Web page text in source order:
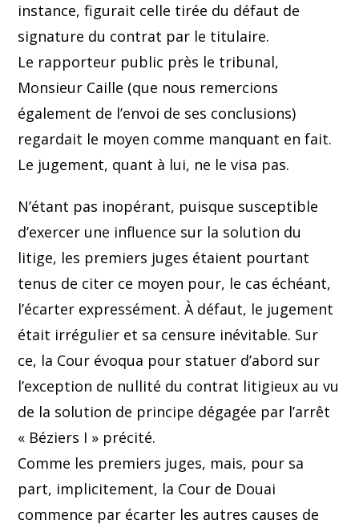
instance, figurait celle tirée du défaut de
signature du contrat par le titulaire.
Le rapporteur public près le tribunal,
Monsieur Caille (que nous remercions
également de l’envoi de ses conclusions)
regardait le moyen comme manquant en fait.
Le jugement, quant à lui, ne le visa pas.
N’étant pas inopérant, puisque susceptible
d’exercer une influence sur la solution du
litige, les premiers juges étaient pourtant
tenus de citer ce moyen pour, le cas échéant,
l’écarter expressément. À défaut, le jugement
était irrégulier et sa censure inévitable. Sur
ce, la Cour évoqua pour statuer d’abord sur
l’exception de nullité du contrat litigieux au vu
de la solution de principe dégagée par l’arrêt
« Béziers I » précité.
Comme les premiers juges, mais, pour sa
part, implicitement, la Cour de Douai
commence par écarter les autres causes de